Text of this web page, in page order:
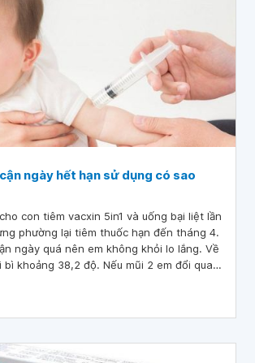
ngày hết hạn sử dụng có sao
con tiêm vacxin 5in1 và uống bại liệt lần
phường lại tiêm thuốc hạn đến tháng 4.
ngày quá nên em không khỏi lo lắng. Về
khoảng 38,2 độ. Nếu mũi 2 em đổi qua
không .